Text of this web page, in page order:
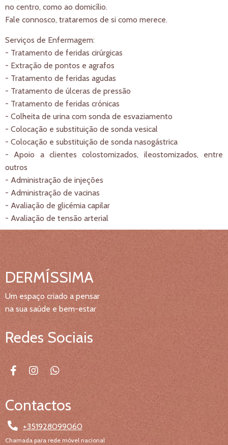
no centro, como ao domicílio.
Fale connosco, trataremos de si como merece.
Serviços de Enfermagem:
- Tratamento de feridas cirúrgicas
- Extração de pontos e agrafos
- Tratamento de feridas agudas
- Tratamento de úlceras de pressão
- Tratamento de feridas crónicas
- Colheita de urina com sonda de esvaziamento
- Colocação e substituição de sonda vesical
- Colocação e substituição de sonda nasogástrica
- Apoio a clientes colostomizados, ileostomizados, entre
outros
- Administração de injeções
- Administração de vacinas
- Avaliação de glicémia capilar
- Avaliação de tensão arterial
DERMÍSSIMA
Um espaço criado a pensar
na sua saúde e bem-estar
Redes Sociais
Contactos
+351928099060
Chamada para rede móvel nacional